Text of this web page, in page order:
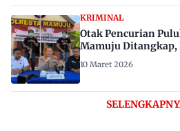
KRIMINAL
Otak Pencurian
Mamuju
10 Maret 2026